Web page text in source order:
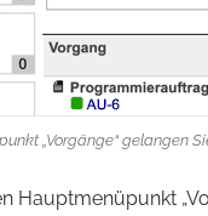
„Vorgänge“ gelangen
Hauptmenüpunkt